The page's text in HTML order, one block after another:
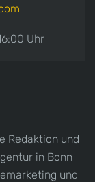
Uhr
Redaktion und
in Bonn
und